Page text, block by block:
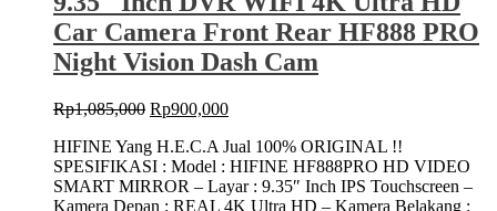
Car Camera Front Rear HF888 PRO
Night Vision Dash Cam
Rp1,085,000 Original
was:
Rp1,085,000.
Rp900,000Current
is:
Rp900,000.
HIFINE Yang H.E.C.A Jual 100% ORIGINAL !!
SPESIFIKASI : Model : HIFINE HF888PRO HD VIDEO
SMART MIRROR – Layar : 9.35″ Inch IPS Touchscreen –
Kamera Depan : REAL 4K Ultra HD – Kamera Belakang :